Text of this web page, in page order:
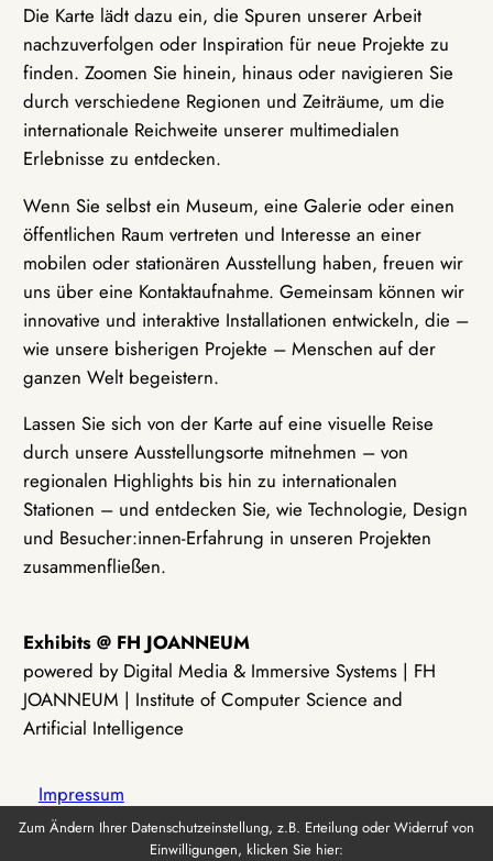
Die Karte lädt dazu ein, die Spuren unserer Arbeit
nachzuverfolgen oder Inspiration für neue Projekte zu
finden. Zoomen Sie hinein, hinaus oder navigieren Sie
durch verschiedene Regionen und Zeiträume, um die
internationale Reichweite unserer multimedialen
Erlebnisse zu entdecken.
Wenn Sie selbst ein Museum, eine Galerie oder einen
öffentlichen Raum vertreten und Interesse an einer
mobilen oder stationären Ausstellung haben, freuen wir
uns über eine Kontaktaufnahme. Gemeinsam können wir
innovative und interaktive Installationen entwickeln, die –
wie unsere bisherigen Projekte – Menschen auf der
ganzen Welt begeistern.
Lassen Sie sich von der Karte auf eine visuelle Reise
durch unsere Ausstellungsorte mitnehmen – von
regionalen Highlights bis hin zu internationalen
Stationen – und entdecken Sie, wie Technologie, Design
und Besucher:innen-Erfahrung in unseren Projekten
zusammenfließen.
Exhibits @ FH JOANNEUM
powered by Digital Media & Immersive Systems | FH
JOANNEUM | Institute of Computer Science and
Artificial Intelligence
Impressum
Zum Ändern Ihrer Datenschutzeinstellung, z.B. Erteilung oder Widerruf von
Einwilligungen, klicken Sie hier: